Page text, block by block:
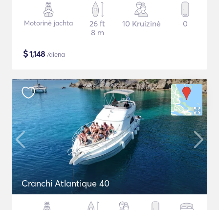
Motorinė jachta
26 ft
8 m
10 Kruizinė 0
$1,148 /diena
Cranchi Atlantique 40